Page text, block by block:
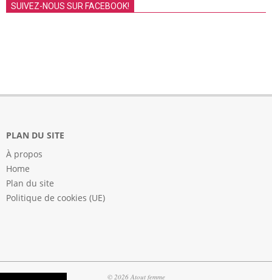
SUIVEZ-NOUS SUR FACEBOOK!
PLAN DU SITE
À propos
Home
Plan du site
Politique de cookies (UE)
© 2026 Atout femme